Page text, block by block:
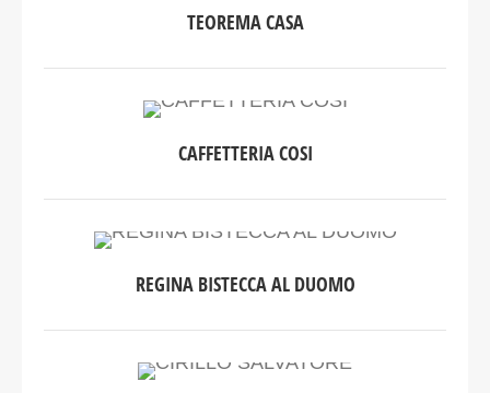
TEOREMA CASA
CAFFETTERIA COSI
REGINA BISTECCA AL DUOMO